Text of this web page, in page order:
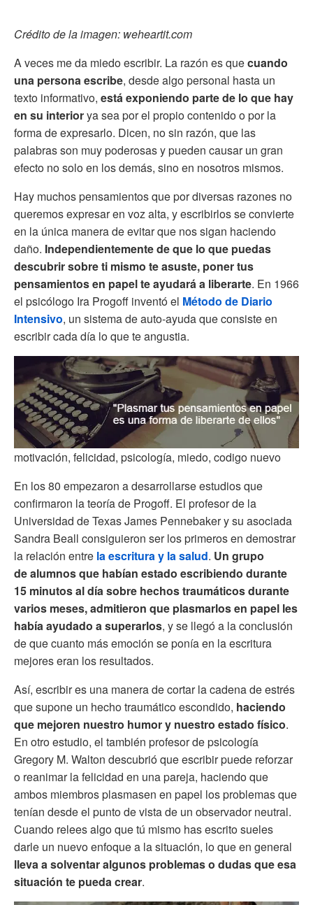
Crédito de la imagen: weheartit.com
A veces me da miedo escribir. La razón es quecuando
una persona escribe, desde algo personal hasta un
texto informativo, está exponiendo parte de lo que hay
en su interiorya sea por el propio contenido o por la
forma de expresarlo. Dicen, no sin razón, que las
palabras son muy poderosas y pueden causar un gran
efecto no solo en los demás, sino en nosotros mismos.
Hay muchos pensamientos que por diversas razones no
queremos expresar en voz alta, y escribirlos se convierte
en la única manera de evitar que nos sigan haciendo
daño. Independientemente de que lo que puedas
descubrir sobre ti mismo te asuste, poner tus
pensamientos en papel te ayudará a liberarte. En 1966
el psicólogo Ira Progoff inventó el Método de Diario
Intensivo, un sistema de auto-ayuda que consiste en
escribir cada día lo que te angustia.
motivación, felicidad, psicología, miedo, codigo nuevo
En los 80 empezaron a desarrollarse estudios que
confirmaron la teoría de Progoff. El profesor de la
Universidad de Texas James Pennebaker y su asociada
Sandra Beall consiguieron ser los primeros en demostrar
la relación entre la escritura y la salud. Un grupo
de alumnos que habían estado escribiendo durante
15 minutos al día sobre hechos traumáticos durante
varios meses, admitieron que plasmarlos en papel les
había ayudado a superarlos, y se llegó a la conclusión
de que cuanto más emoción se ponía en la escritura
mejores eran los resultados.
Así, escribir es una manera de cortar la cadena de estrés
que supone un hecho traumático escondido, haciendo
que mejoren nuestro humor y nuestro estado físico.
En otro estudio, el también profesor de psicología
Gregory M. Walton descubrió que escribir puede reforzar
o reanimar la felicidad en una pareja, haciendo que
ambos miembros plasmasen en papel los problemas que
tenían desde el punto de vista de un observador neutral.
Cuando relees algo que tú mismo has escrito sueles
darle un nuevo enfoque a la situación, lo que en general
lleva a solventar algunos problemas o dudas que esa
situación te pueda crear.